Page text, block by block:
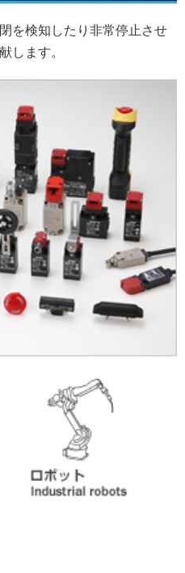
を検知したり非常停止させ
します。